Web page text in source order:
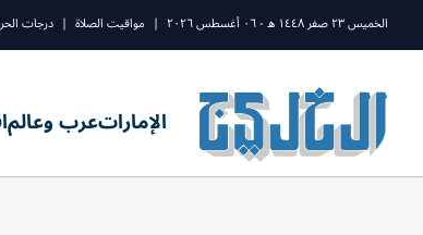
الخميس ٢٣ صفر ١٤٤٨ ه - ٠٦ أغسطس ٢٠٢٦ | مواقيت الصلاة | درجات
الإماراتعرب وعالم